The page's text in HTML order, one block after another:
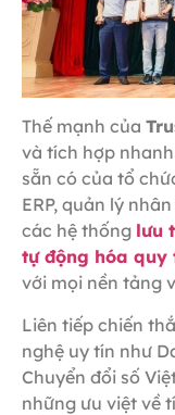
Thế mạnh của
và tích hợp
sẵn có của tổ
ERP, quản lý
các hệ thống lưu
tự động hóa quy
với mọi nền tảng
Liên tiếp chiến
nghệ uy tín như
Chuyển đổi số
những ưu việt về